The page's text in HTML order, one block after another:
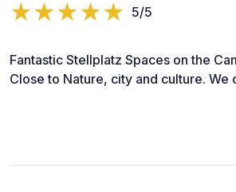
5/5
Fantastic Stellplatz Spaces on the
Close to Nature, city and culture. We